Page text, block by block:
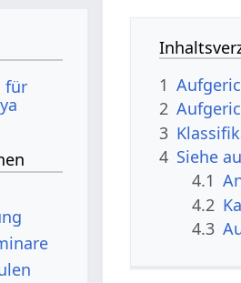
1
2
3
4 Siehe
4.1
4.2
4.3
für